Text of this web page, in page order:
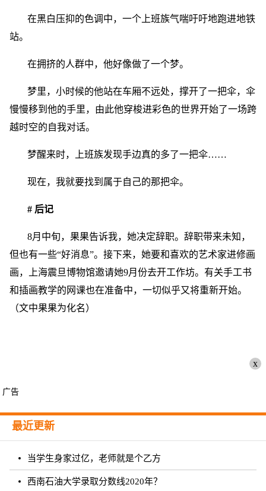
在黑白压抑的色调中，一个上班族气喘吁吁地跑进地铁
站。
在拥挤的人群中，他好像做了一个梦。
梦里，小时候的他站在车厢不远处，撑开了一把伞，伞
慢慢移到他的手里，由此他穿梭进彩色的世界开始了一场跨
越时空的自我对话。
梦醒来时，上班族发现手边真的多了一把伞……
现在，我就要找到属于自己的那把伞。
# 后记
8月中旬，果果告诉我，她决定辞职。辞职带来未知，
但也有一些“好消息”。接下来，她要和喜欢的艺术家进修画
画，上海震旦博物馆邀请她9月份去开工作坊。有关手工书
和插画教学的网课也在准备中，一切似乎又将重新开始。
（文中果果为化名）
x
广告
最近更新
当学生身家过亿，老师就是个乙方
西南石油大学录取分数线2020年？